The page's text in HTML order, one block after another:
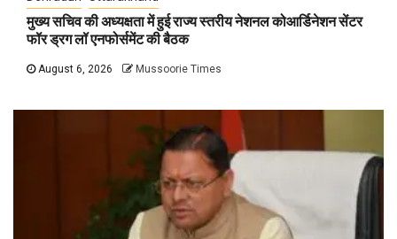
मुख्य सचिव की अध्यक्षता में हुई राज्य स्तरीय नेशनल कोआर्डिनेशन सेंटर
फॉर ड्रग लॉ एनफोर्समेंट की बैठक
August 6, 2026 Mussoorie Times